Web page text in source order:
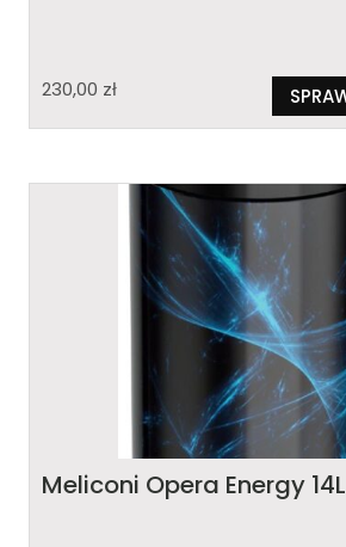
230,00 zł
Meliconi Opera Energy 14L